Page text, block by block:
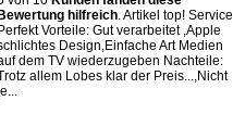
Bewertung hilfreich. Artikel top! Service
Perfekt Vorteile: Gut verarbeitet ,Apple
Design,Einfache Art Medien
dem TV wiederzugeben Nachteile:
allem Lobes klar der Preis...,Nicht